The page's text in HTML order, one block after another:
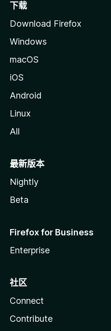
下载
Download Firefox
Windows
macOS
iOS
Android
Linux
All
最新版本
Nightly
Beta
Firefox for Business
Enterprise
社区
Connect
Contribute